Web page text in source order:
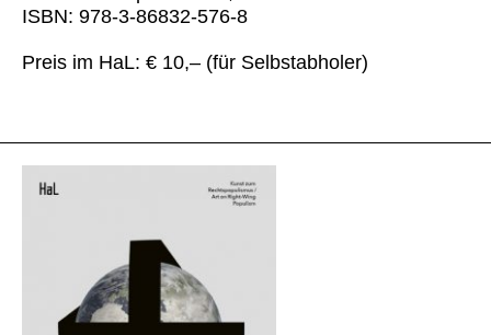
ISBN: 978-3-86832-576-8
Preis im HaL: € 10,– (für Selbstabholer)